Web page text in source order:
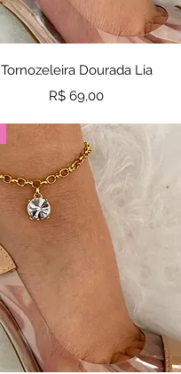
Visualização rápida
Tornozeleira Dourada Lia
Preço
R$ 69,00